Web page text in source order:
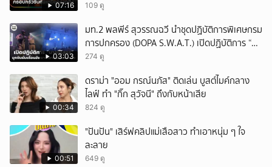
07:16 109 ดู
03:03
มท.2 พลพีร์ สุวรรณฉวี นำชุดปฏิบัติการพิเศษกรม
การปกครอง (DOPA S.W.A.T.) เปิดปฏิบัติการ “บา
รมีโสธร” บุกจับผับเถื่อนอัพยา กลางเมืองแปดริ้ว
274 ดู
00:34
ดราม่า "ออม กรณ์นภัส" ติดเล่น บูสต์ไมค์กลาง
ไลฟ์ ทำ "กิ๊ก สุวัจนี" ถึงกับหน้าเสีย
824 ดู
00:51
"ปันปัน" เสิร์ฟคลิปแม่เสือสาว ทำเอาหนุ่ม ๆ ใจ
ละลาย
649 ดู